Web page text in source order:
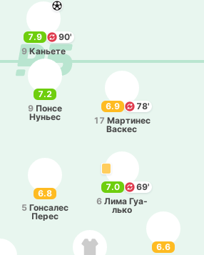
7.9
90'
9 Ка­нье­те
6.6
7.0
69'
6 Лима Гуа­
лько
6.8
5 Го­нса­лес
Перес
7.2
9 Понсе
Нуньес
6.9
78'
17 Ма­рти­нес
Васкес